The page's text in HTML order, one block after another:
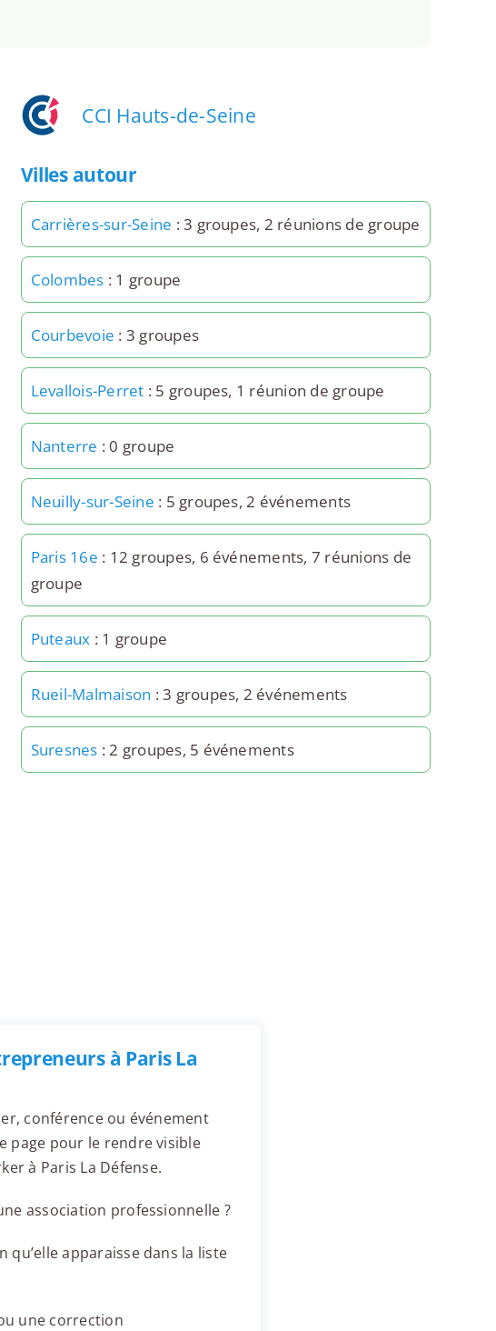
CCI Hauts-de-Seine
Villes autour
Carrières-sur-Seine : 3 groupes, 2 réunions de groupe
Colombes : 1 groupe
Courbevoie : 3 groupes
Levallois-Perret : 5 groupes, 1 réunion de groupe
Nanterre : 0 groupe
Neuilly-sur-Seine : 5 groupes, 2 événements
Paris 16e : 12 groupes, 6 événements, 7 réunions de
groupe
Puteaux : 1 groupe
Rueil-Malmaison : 3 groupes, 2 événements
Suresnes : 2 groupes, 5 événements
à Paris La
conférence ou événement
page pour le rendre visible
à Paris La Défense.
association professionnelle ?
apparaisse dans la liste
une correction